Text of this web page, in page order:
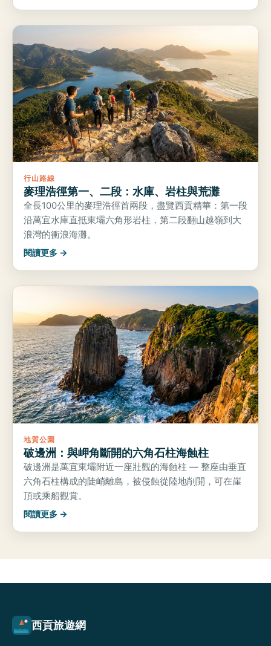
行山路線
麥理浩徑第一、二段：水庫、岩柱與荒灘
全長100公里的麥理浩徑首兩段，盡覽西貢精華：第一段
沿萬宜水庫直抵東壩六角形岩柱，第二段翻山越嶺到大
浪灣的衝浪海灘。
閱讀更多 →
地質公園
破邊洲：與岬角斷開的六角石柱海蝕柱
破邊洲是萬宜東壩附近一座壯觀的海蝕柱 — 整座由垂直
六角石柱構成的陡峭離島，被侵蝕從陸地削開，可在崖
頂或乘船觀賞。
閱讀更多 →
西貢旅遊網